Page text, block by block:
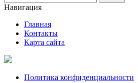
Навигация
Главная
Контакты
Карта сайта
Политика конфиденциальности